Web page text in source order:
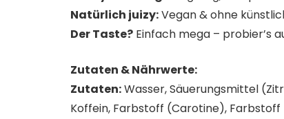
Natürlich juizy:Vegan & ohne
Der Taste? Einfach mega – probier’s
Zutaten & Nährwerte:
Zutaten:Wasser, Säuerungsmittel
Koffein, Farbstoff (Carotine),